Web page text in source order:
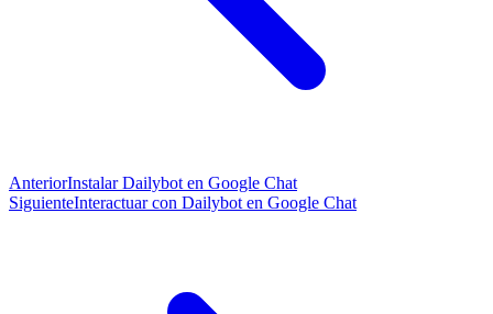
AnteriorInstalar Dailybot en Google Chat
SiguienteInteractuar con Dailybot en Google Chat